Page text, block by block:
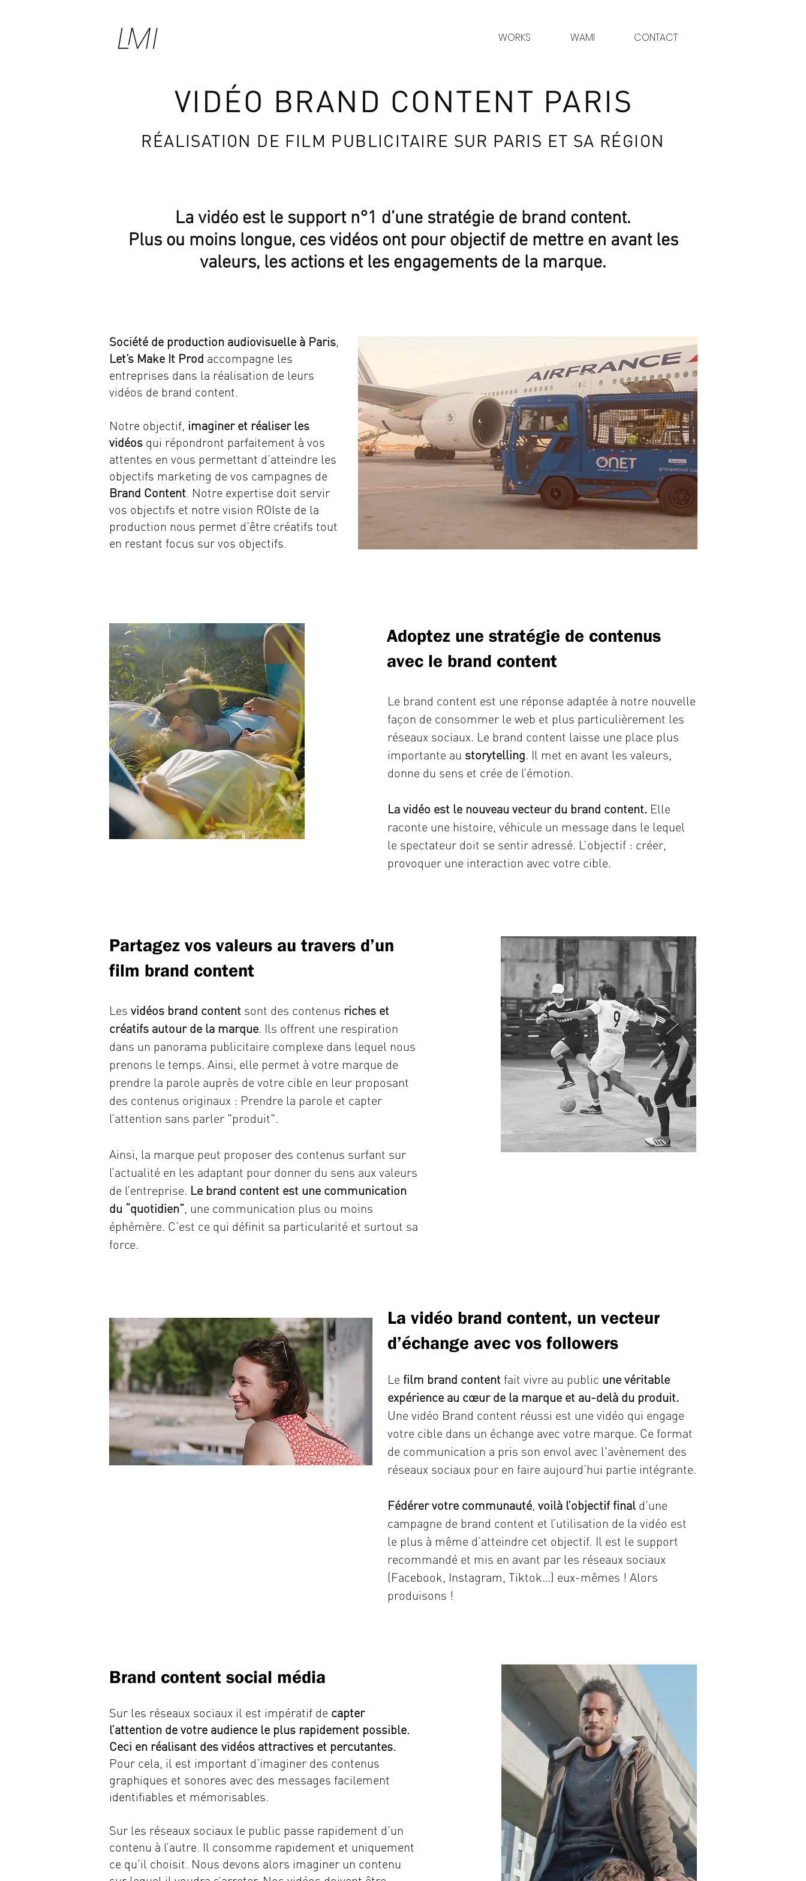
WORKS WAMI CONTACT
VIDÉO BRAND CONTENT PARIS
RÉALISATION DE FILM PUBLICITAIRE SUR PARIS ET SA RÉGION
La vidéo est le support n°1 d’une stratégie de brand content.
Plus ou moins longue, ces vidéos ont pour objectif de mettre en avant les
valeurs, les actions et les engagements de la marque.
Société de production audiovisuelle à Paris,
Let’s Make It Prod accompagne les
entreprises dans la réalisation de leurs
vidéos de brand content.
Notre objectif, imaginer et réaliser les
vidéos qui répondront parfaitement à vos
attentes en vous permettant d’atteindre les
objectifs marketing de vos campagnes de
Brand Content. Notre expertise doit servir
vos objectifs et notre vision ROIste de la
production nous permet d’être créatifs tout
en restant focus sur vos objectifs.
Adoptez une stratégie de contenus
avec le brand content
Le brand content est une réponse adaptée à notre nouvelle
façon de consommer le web et plus particulièrement les
réseaux sociaux. Le brand content laisse une place plus
importante au storytelling. Il met en avant les valeurs,
donne du sens et crée de l’émotion.
La vidéo est le nouveau vecteur du brand content. Elle
raconte une histoire, véhicule un message dans le lequel
le spectateur doit se sentir adressé. L’objectif : créer,
provoquer une interaction avec votre cible.
Partagez vos valeurs au travers d’un
film brand content
Les vidéos brand content sont des contenus riches et
créatifs autour de la marque. Ils offrent une respiration
dans un panorama publicitaire complexe dans lequel nous
prenons le temps. Ainsi, elle permet à votre marque de
prendre la parole auprès de votre cible en leur proposant
des contenus originaux : Prendre la parole et capter
l’attention sans parler "produit".
Ainsi, la marque peut proposer des contenus surfant sur
l’actualité en les adaptant pour donner du sens aux valeurs
de l’entreprise. Le brand content est une communication
du “quotidien”, une communication plus ou moins
éphémère. C’est ce qui définit sa particularité et surtout sa
force.
La vidéo brand content, un vecteur
d’échange avec vos followers
Le film brand content fait vivre au public une véritable
expérience au cœur de la marque et au-delà du produit.
Une vidéo Brand content réussi est une vidéo qui engage
votre cible dans un échange avec votre marque. Ce format
de communication a pris son envol avec l'avènement des
réseaux sociaux pour en faire aujourd’hui partie intégrante.
Fédérer votre communauté, voilà l’objectif final d’une
campagne de brand content et l’utilisation de la vidéo est
le plus à même d’atteindre cet objectif. Il est le support
recommandé et mis en avant par les réseaux sociaux
(Facebook, Instagram, Tiktok…) eux-mêmes ! Alors
produisons !
Brand content social média
Sur les réseaux sociaux il est impératif de capter
l’attention de votre audience le plus rapidement possible.
Ceci en réalisant des vidéos attractives et percutantes.
Pour cela, il est important d’imaginer des contenus
graphiques et sonores avec des messages facilement
identifiables et mémorisables.
Sur les réseaux sociaux le public passe rapidement d’un
contenu à l’autre. Il consomme rapidement et uniquement
ce qu’il choisit. Nous devons alors imaginer un contenu